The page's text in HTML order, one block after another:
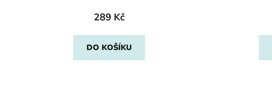
289 Kč
DO KOŠÍKU